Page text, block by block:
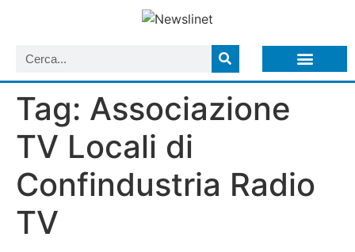
Tag: Associazione
TV Locali di
Confindustria Radio
TV